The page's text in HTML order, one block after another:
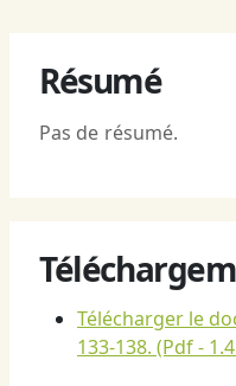
Résumé
Pas de résumé.
Télécharger le
133-138. (Pdf -